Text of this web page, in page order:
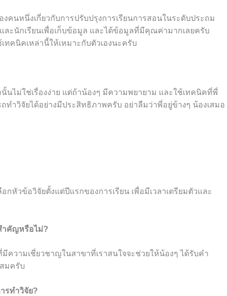
คนหนึ่งเกี่ยวกับการปรับปรุงการเรียนการสอนในระดับประถม
ะนักเรียนเพื่อเก็บข้อมูล และได้ข้อมูลที่มีคุณค่ามากเลยครับ
ทคนิคเหล่านี้ให้เหมาะกับตัวเองนะครับ
นไม่ใช่เรื่องง่าย แต่ถ้าน้องๆ มีความพยายาม และใช้เทคนิคที่พี่
ทำวิจัยได้อย่างมีประสิทธิภาพครับ อย่าลืมว่าพี่อยู่ข้างๆ น้องเสมอ
กหัวข้อวิจัยตั้งแต่ปีแรกของการเรียน เพื่อมีเวลาเตรียมตัวและ
ำคัญหรือไม่?
ความเชี่ยวชาญในสาขาที่เราสนใจจะช่วยให้น้องๆ ได้รับคำ
มครับ
รทำวิจัย?